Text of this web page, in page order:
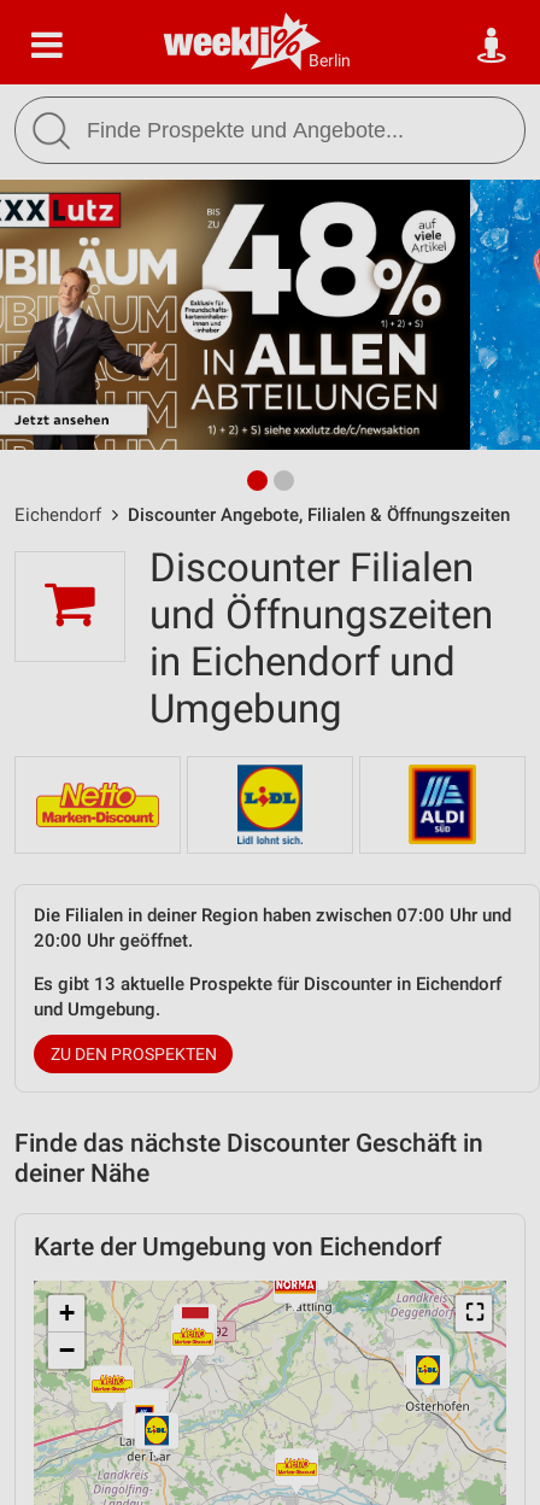
Berlin
Eichendorf Discounter Angebote, Filialen & Öffnungszeiten
Discounter Filialen
und Öffnungszeiten
in Eichendorf und
Umgebung
Die Filialen in deiner Region haben zwischen 07:00 Uhr und
20:00 Uhr geöffnet.
Es gibt 13 aktuelle Prospekte für Discounter in Eichendorf
und Umgebung.
ZU DEN PROSPEKTEN
Finde das nächste Discounter Geschäft in
deiner Nähe
Karte der Umgebung von Eichendorf
⛶
+
−